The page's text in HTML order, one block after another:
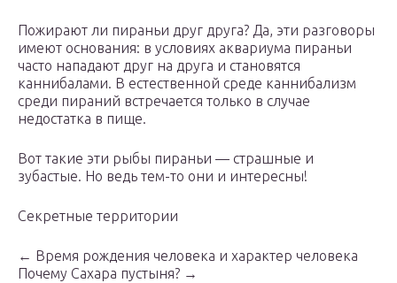
Пожирают ли пираньи друг друга? Да, эти разговоры
имеют основания: в условиях аквариума пираньи
часто нападают друг на друга и становятся
каннибалами. В естественной среде каннибализм
среди пираний встречается только в случае
недостатка в пище.
Вот такие эти рыбы пираньи — страшные и
зубастые. Но ведь тем-то они и интересны!
Секретные территории
← Время рождения человека и характер человека
Почему Сахара пустыня? →